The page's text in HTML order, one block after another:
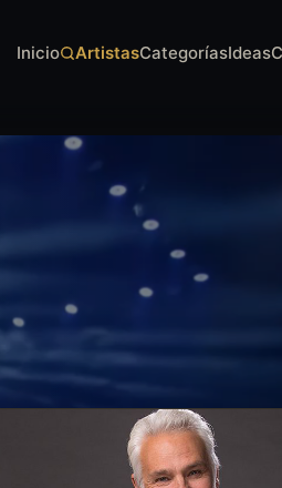
Inicio ArtistasCategoríasIdeas